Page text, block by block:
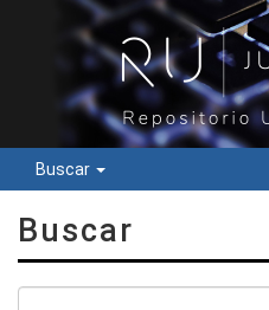
Buscar
Buscar